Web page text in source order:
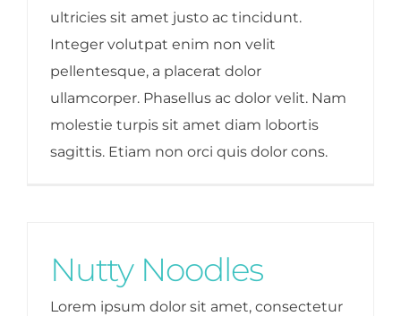
ultricies sit amet justo ac tincidunt.
Integer volutpat enim non velit
pellentesque, a placerat dolor
ullamcorper. Phasellus ac dolor velit. Nam
molestie turpis sit amet diam lobortis
sagittis. Etiam non orci quis dolor cons.
Nutty Noodles
Lorem ipsum dolor sit amet, consectetur